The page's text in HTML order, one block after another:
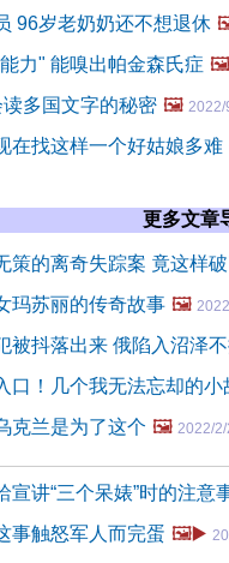
96岁老奶奶还不想退休
力" 能嗅出帕金森氏症 🖼️
多国文字的秘密 🖼️ 2022/
在找这样一个好姑娘多难
更多文章
策的离奇失踪案 竟这样破
玛苏丽的传奇故事 🖼️
被抖落出来 俄陷入沼泽
口！几个我无法忘却的小
克兰是为了这个 🖼️ 2022/2/
宣讲“三个呆婊”时的注意
事触怒军人而完蛋 🖼️▶️